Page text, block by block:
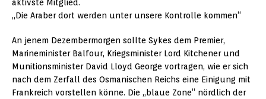
aktivste Mitglied.
„Die Araber dort werden unter unsere Kontrolle kommen“
An jenem Dezembermorgen sollte Sykes dem Premier,
Marineminister Balfour, Kriegsminister Lord Kitchener und
Munitionsminister David Lloyd George vortragen, wie er sich
nach dem Zerfall des Osmanischen Reichs eine Einigung mit
Frankreich vorstellen könne. Die „blaue Zone“ nördlich der